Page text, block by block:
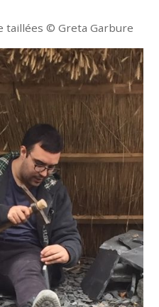
taillées © Greta Garbure